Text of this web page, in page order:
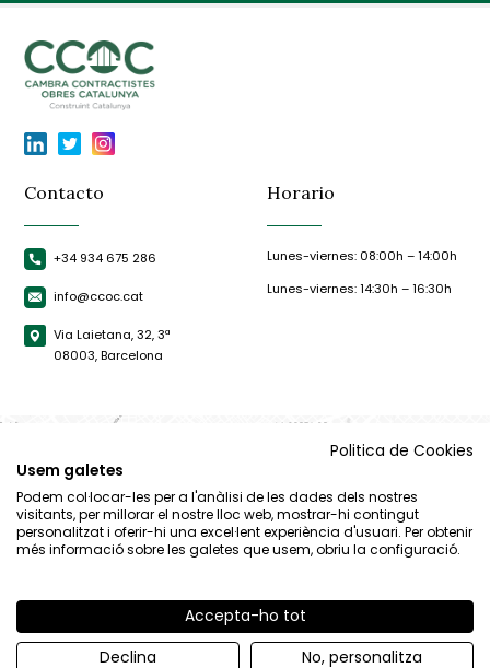
Contacto
+34 934 675 286
info@ccoc.cat
Via Laietana, 32, 3ª
08003, Barcelona
Horario
Lunes-viernes: 08:00h – 14:00h
Lunes-viernes: 14:30h – 16:30h
Aviso Legal Política de privacidad | Política de cookies
Politica de Cookies
Usem galetes
Podem col·locar-les per a l'anàlisi de les dades dels nostres
visitants, per millorar el nostre lloc web, mostrar-hi contingut
personalitzat i oferir-hi una excel·lent experiència d'usuari. Per obtenir
més informació sobre les galetes que usem, obriu la configuració.
Accepta-ho tot
Declina
No, personalitza